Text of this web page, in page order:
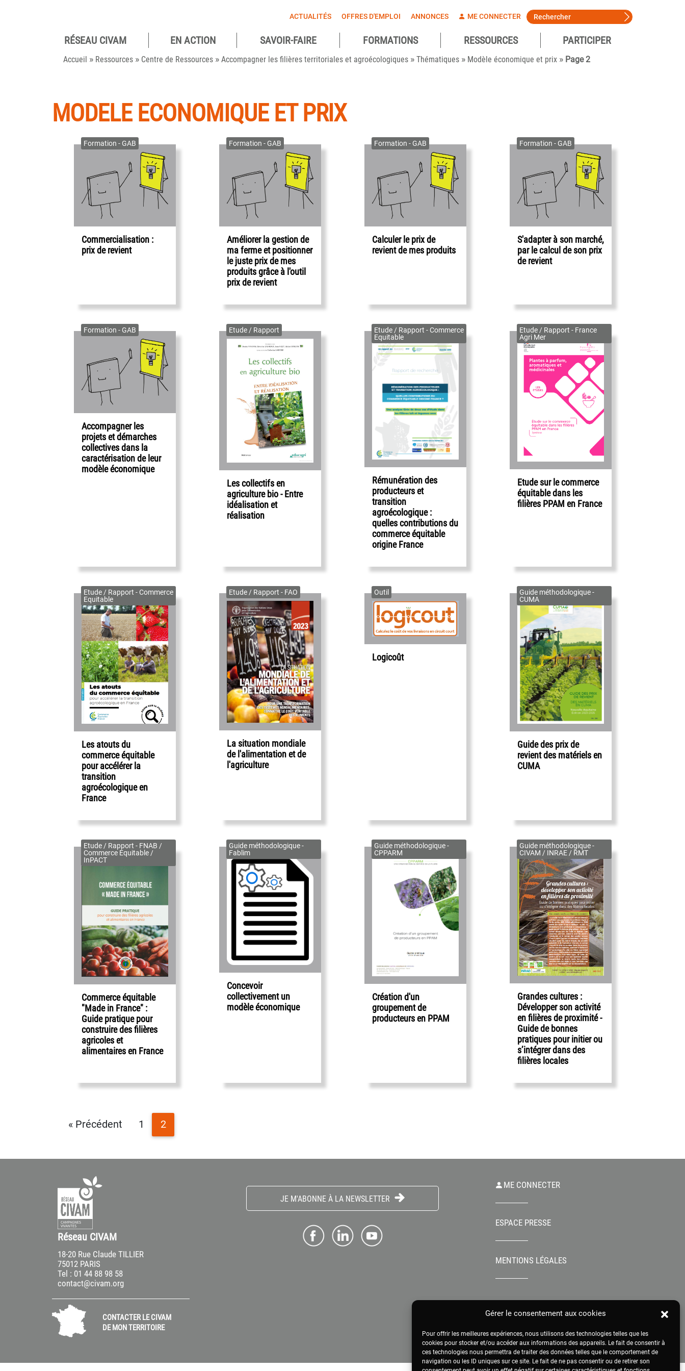
Gérer le consentement aux cookies
Pour offrir les meilleures expériences, nous utilisons des technologies telles que les
cookies pour stocker et/ou accéder aux informations des appareils. Le fait de consentir à
ces technologies nous permettra de traiter des données telles que le comportement de
navigation ou les ID uniques sur ce site. Le fait de ne pas consentir ou de retirer son
ACTUALITÉS OFFRES D'EMPLOI ANNONCES ME CONNECTER
Pour des
campagnes
vivantes
RÉSEAU CIVAM EN ACTION SAVOIR-FAIRE FORMATIONS RESSOURCES PARTICIPER
Accueil » Ressources » Centre de Ressources » Accompagner les filières territoriales et agroécologiques » Thématiques » Modèle économique et prix » Page 2
MODELE ECONOMIQUE ET PRIX
Formation - GAB
Commercialisation :
prix de revient
Formation - GAB
Améliorer la gestion de
ma ferme et positionner
le juste prix de mes
produits grâce à l'outil
prix de revient
Formation - GAB
Calculer le prix de
revient de mes produits
Formation - GAB
S'adapter à son marché,
par le calcul de son prix
de revient
Formation - GAB
Accompagner les
projets et démarches
collectives dans la
caractérisation de leur
modèle économique
Etude / Rapport
Les collectifs en
agriculture bio - Entre
idéalisation et
réalisation
Etude / Rapport - Commerce
Equitable
Rémunération des
producteurs et
transition
agroécologique :
quelles contributions du
commerce équitable
origine France
Etude / Rapport - France
Agri Mer
Etude sur le commerce
équitable dans les
filières PPAM en France
Etude / Rapport - Commerce
Equitable
Les atouts du
commerce équitable
pour accélérer la
transition
agroécologique en
France
Etude / Rapport - FAO
La situation mondiale
de l'alimentation et de
l'agriculture
Outil
Logicoût
Guide méthodologique -
CUMA
Guide des prix de
revient des matériels en
CUMA
Etude / Rapport - FNAB /
Commerce Equitable /
InPACT
Commerce équitable
"Made in France" :
Guide pratique pour
construire des filières
agricoles et
alimentaires en France
Guide méthodologique -
Fablim
Concevoir
collectivement un
modèle économique
Guide méthodologique -
CPPARM
Création d'un
groupement de
producteurs en PPAM
Guide méthodologique -
CIVAM / INRAE / RMT
Grandes cultures :
Développer son activité
en filières de proximité -
Guide de bonnes
pratiques pour initier ou
s’intégrer dans des
filières locales
« Précédent 1 2
Réseau CIVAM
18-20 Rue Claude TILLIER
75012 PARIS
Tel : 01 44 88 98 58
contact@civam.org
CONTACTER LE CIVAM
DE MON TERRITOIRE
JE M'ABONNE À LA NEWSLETTER
ME CONNECTER
ESPACE PRESSE
MENTIONS LÉGALES